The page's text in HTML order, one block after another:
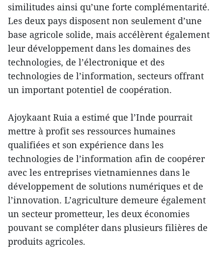
similitudes ainsi qu’une forte complémentarité.
Les deux pays disposent non seulement d’une
base agricole solide, mais accélèrent également
leur développement dans les domaines des
technologies, de l’électronique et des
technologies de l’information, secteurs offrant
un important potentiel de coopération.
Ajoykaant Ruia a estimé que l’Inde pourrait
mettre à profit ses ressources humaines
qualifiées et son expérience dans les
technologies de l’information afin de coopérer
avec les entreprises vietnamiennes dans le
développement de solutions numériques et de
l’innovation. L’agriculture demeure également
un secteur prometteur, les deux économies
pouvant se compléter dans plusieurs filières de
produits agricoles.